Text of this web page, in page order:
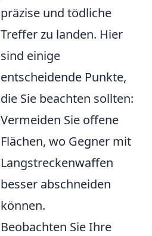
präzise und tödliche
Treffer zu landen. Hier
sind einige
entscheidende Punkte,
die Sie beachten sollten:
Vermeiden Sie offene
Flächen, wo Gegner mit
Langstreckenwaffen
besser abschneiden
können.
Beobachten Sie Ihre